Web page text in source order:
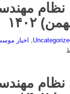
نظام
۱۴۰۲
, اخبار
نظام